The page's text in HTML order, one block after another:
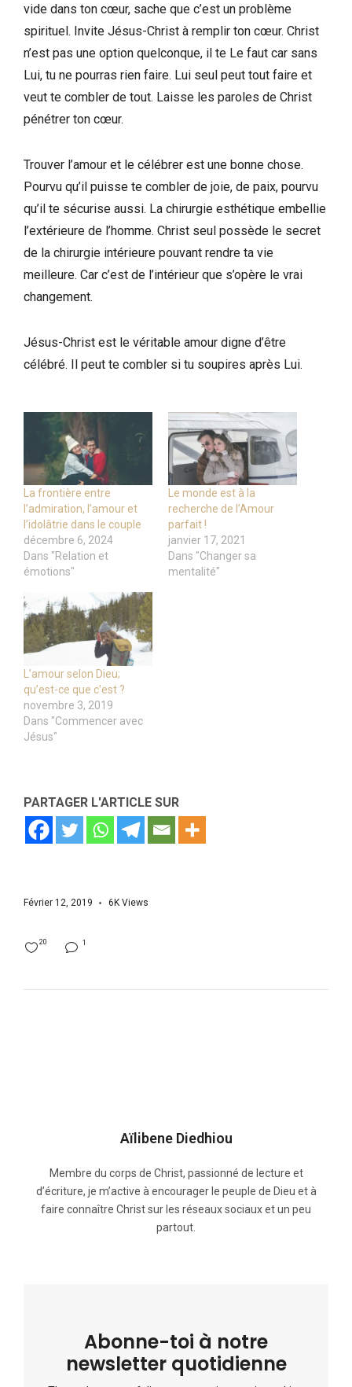
vide dans ton cœur, sache que c’est un problème
spirituel. Invite Jésus-Christ à remplir ton cœur. Christ
n’est pas une option quelconque, il te Le faut car sans
Lui, tu ne pourras rien faire. Lui seul peut tout faire et
veut te combler de tout. Laisse les paroles de Christ
pénétrer ton cœur.
Trouver l’amour et le célébrer est une bonne chose.
Pourvu qu’il puisse te combler de joie, de paix, pourvu
qu’il te sécurise aussi. La chirurgie esthétique embellie
l’extérieure de l’homme. Christ seul possède le secret
de la chirurgie intérieure pouvant rendre ta vie
meilleure. Car c’est de l’intérieur que s’opère le vrai
changement.
Jésus-Christ est le véritable amour digne d’être
célébré. Il peut te combler si tu soupires après Lui.
La frontière entre
l’admiration, l’amour et
l’idolâtrie dans le couple
décembre 6, 2024
Dans "Relation et
émotions"
Le monde est à la
recherche de l’Amour
parfait !
janvier 17, 2021
Dans "Changer sa
mentalité"
L’amour selon Dieu;
qu’est-ce que c’est ?
novembre 3, 2019
Dans "Commencer avec
Jésus"
PARTAGER L'ARTICLE SUR
Février 12, 2019 6K Views
1
20
Aïlibene Diedhiou
Membre du corps de Christ, passionné de lecture et
d’écriture, je m’active à encourager le peuple de Dieu et à
faire connaître Christ sur les réseaux sociaux et un peu
partout.
Abonne-toi à notre
newsletter quotidienne